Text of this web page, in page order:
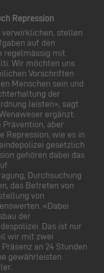
Repression
verwirklichen, stellen
auf den
regelmässig mit
Wir möchten uns
Vorschriften
Menschen sein und
der
leisten», sagt
ergänzt:
aber
Repression, wie es in
gesetzlich
gehören dabei das
Durchsuchung
das Betreten von
von
«Dabei
der
Das ist nur
wir mit zwei
an 24 Stunden
gewährleisten